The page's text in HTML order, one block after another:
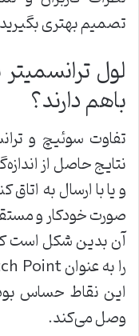
تصمیم بهتری
لول
باهم دارند؟
تفاوت سوئیچ و
و یا با ارسال به
صورت خودکار و
آن بدین شکل است
این نقاط حساس
وصل می‌کند.